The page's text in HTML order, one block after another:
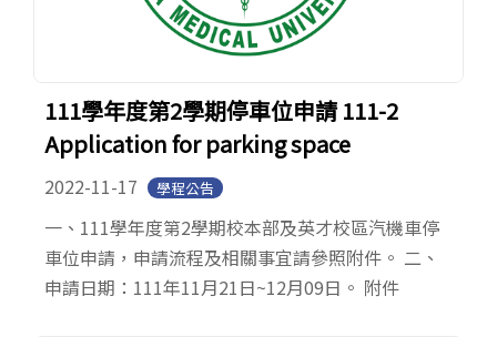
111學年度第2學期停車位申請 111-2
Application for parking space
2022-11-17 學程公告
一、111學年度第2學期校本部及英才校區汽機車停
車位申請，申請流程及相關事宜請參照附件。 二、
申請日期：111年11月21日~12月09日。 附件